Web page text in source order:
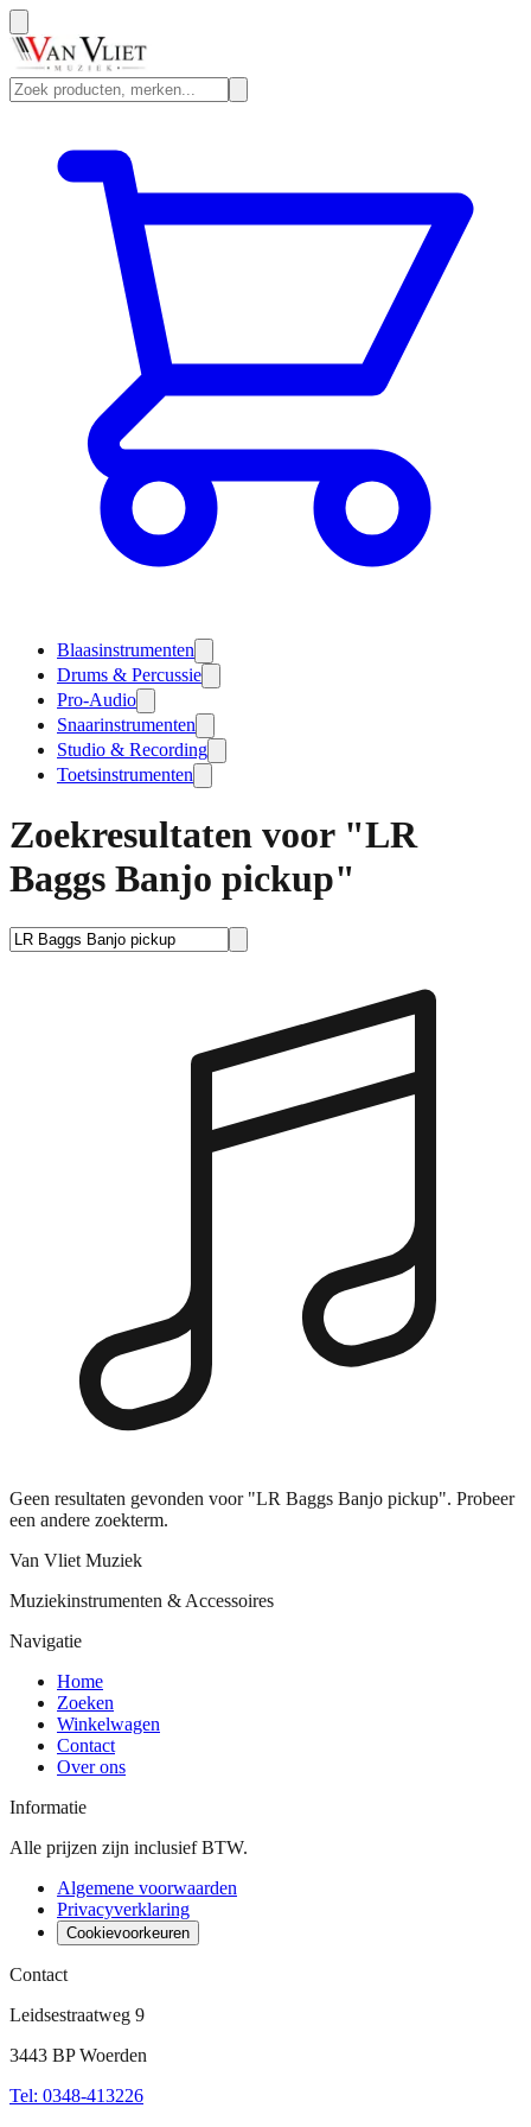
Blaasinstrumenten
Drums & Percussie
Pro-Audio
Snaarinstrumenten
Studio & Recording
Toetsinstrumenten
Zoekresultaten voor "LR
Baggs Banjo pickup"
Geen resultaten gevonden voor "LR Baggs Banjo pickup". Probeer
een andere zoekterm.
Van Vliet Muziek
Muziekinstrumenten & Accessoires
Navigatie
Home
Zoeken
Winkelwagen
Contact
Over ons
Informatie
Alle prijzen zijn inclusief BTW.
Algemene voorwaarden
Privacyverklaring
Cookievoorkeuren
Contact
Leidsestraatweg 9
3443 BP Woerden
Tel: 0348-413226